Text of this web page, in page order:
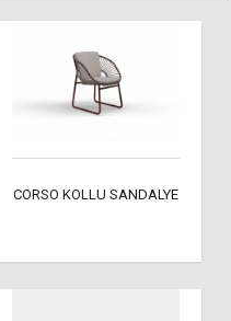
CORSO KOLLU SANDALYE